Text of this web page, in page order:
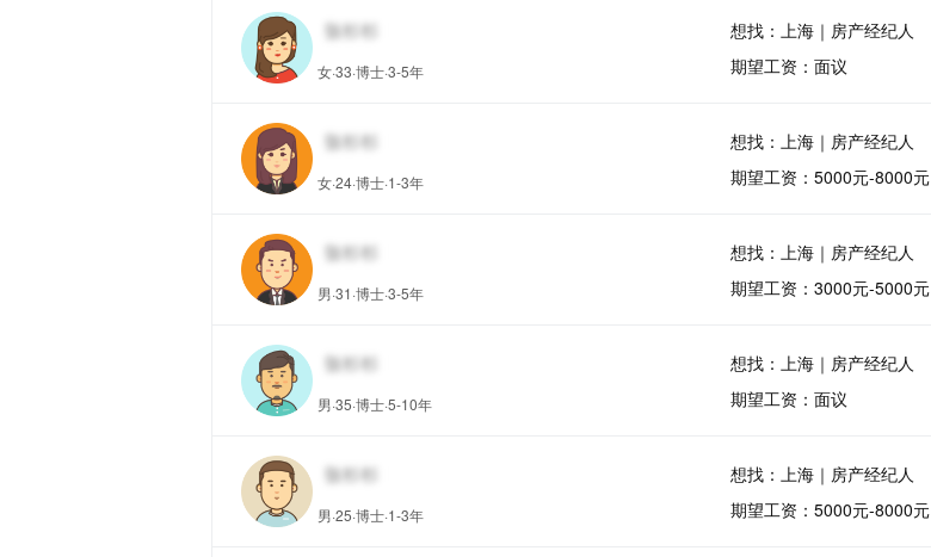
女·33·博士·3-5年
想找：上海｜房产经纪人
期望工资：面议
女·24·博士·1-3年
想找：上海｜房产经纪人
期望工资：5000元-8000元
男·31·博士·3-5年
想找：上海｜房产经纪人
期望工资：3000元-5000元
男·35·博士·5-10年
想找：上海｜房产经纪人
期望工资：面议
男·25·博士·1-3年
想找：上海｜房产经纪人
期望工资：5000元-8000元